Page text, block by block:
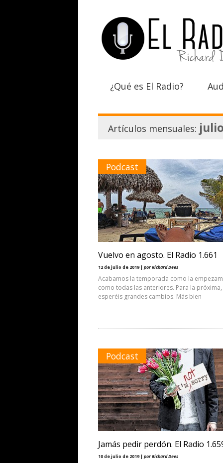
¿Qué es El Radio?
Artículos mensuales:
Podcast
Vuelvo en agosto. El Radio 1.661
12 de julio de 2019 | por Richard Dees
Acabamos la temporada como la
como todas las anteriores. Para la
esperéis grandes cambios. Más bien
Podcast
Jamás pedir perdón. El Radio
10 de julio de 2019 | por Richard Dees